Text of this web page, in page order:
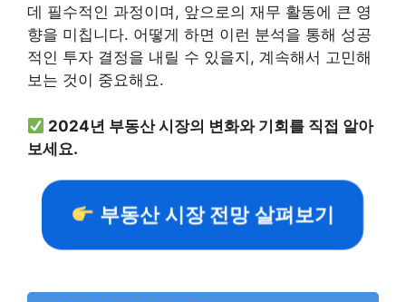
데 필수적인 과정이며, 앞으로의 재무 활동에 큰 영
향을 미칩니다. 어떻게 하면 이런 분석을 통해 성공
적인 투자 결정을 내릴 수 있을지, 계속해서 고민해
보는 것이 중요해요.
2024년 부동산 시장의 변화와 기회를 직접 알아
보세요.
부동산 시장 전망 살펴보기